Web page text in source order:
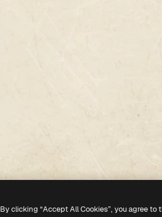
By clicking “Accept All Cookies”, you agree